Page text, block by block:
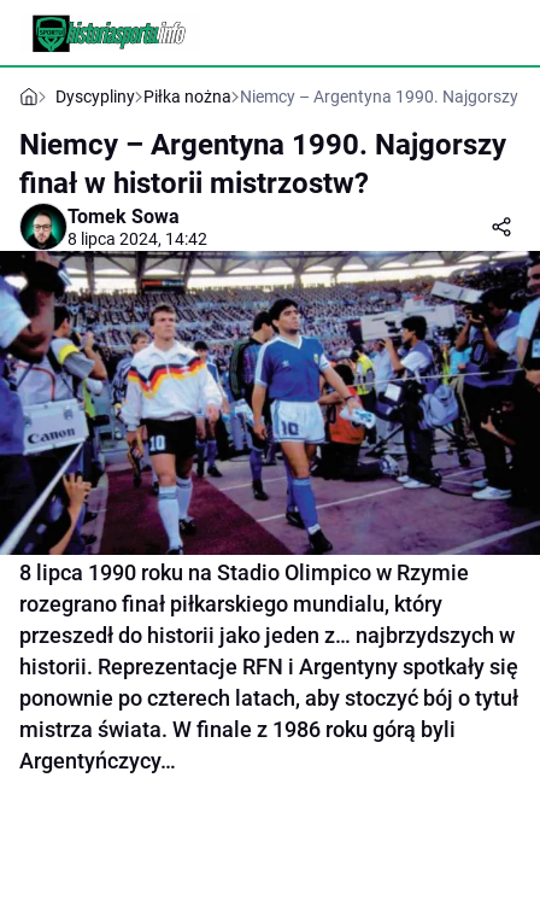
Dyscypliny Piłka nożna Niemcy – Argentyna 1990. Najgorszy
Niemcy – Argentyna 1990. Najgorszy
finał w historii mistrzostw?
Tomek Sowa
8 lipca 2024, 14:42
8 lipca 1990 roku na Stadio Olimpico w Rzymie
rozegrano finał piłkarskiego mundialu, który
przeszedł do historii jako jeden z… najbrzydszych w
historii. Reprezentacje RFN i Argentyny spotkały się
ponownie po czterech latach, aby stoczyć bój o tytuł
mistrza świata. W finale z 1986 roku górą byli
Argentyńczycy…